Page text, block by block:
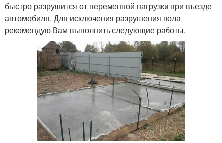
быстро разрушится от переменной нагрузки при въезде
автомобиля. Для исключения разрушения пола
рекомендую Вам выполнить следующие работы.